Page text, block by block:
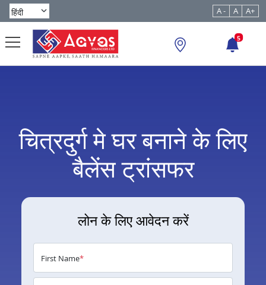
A - A A+
5
चित्रदुर्ग मे घर बनाने के लिए
बैलेंस ट्रांसफर
लोन के लिए आवेदन करें
First Name*